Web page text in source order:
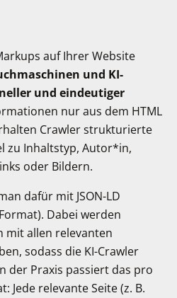
auf Ihrer Website
und KI-
und eindeutiger
nur aus dem HTML
Crawler strukturierte
zu Inhaltstyp, Autor*in,
oder Bildern.
dafür mit JSON-LD
Dabei werden
allen relevanten
sodass die KI-Crawler
der Praxis passiert das pro
Jede relevante Seite (z. B.